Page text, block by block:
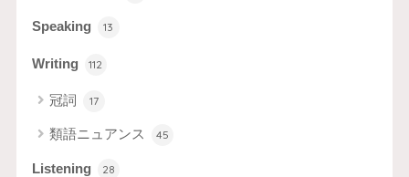
Speaking 13
Writing 112
冠詞 17
類語ニュアンス 45
Listening 28